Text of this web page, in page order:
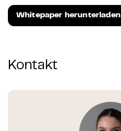
Whitepaper herunterladen
Kontakt